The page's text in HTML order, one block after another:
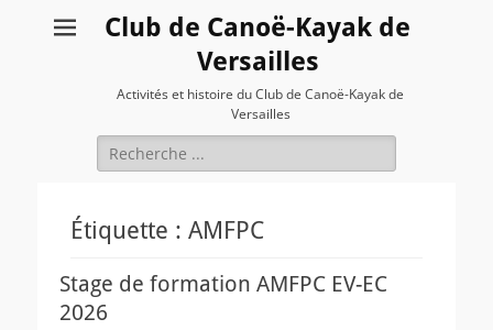
Club de Canoë-Kayak de
Versailles
Activités et histoire du Club de Canoë-Kayak de
Versailles
Rechercher :
Étiquette : AMFPC
Stage de formation AMFPC EV-EC
2026